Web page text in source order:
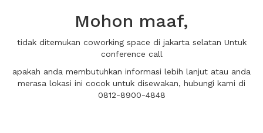
Mohon maaf,
tidak ditemukan coworking space di jakarta selatan Untuk
conference call
apakah anda membutuhkan informasi lebih lanjut atau anda
merasa lokasi ini cocok untuk disewakan, hubungi kami di
0812-8900-4848